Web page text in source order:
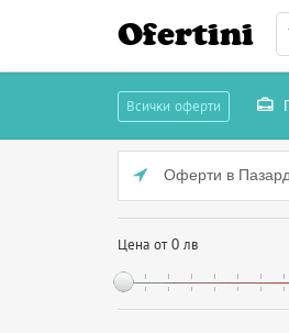
Ofertini
Всички оферти
Оферти в
Цена от 0 лв